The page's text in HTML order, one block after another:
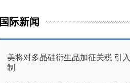
国际新闻
美将对多晶硅衍生品加征关税 引
制